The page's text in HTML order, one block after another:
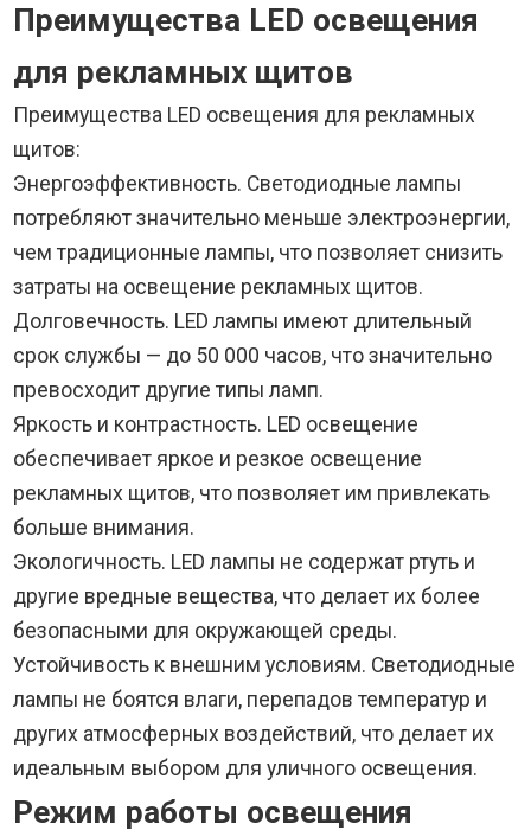
Преимущества LED освещения
для рекламных щитов
Преимущества LED освещения для рекламных
щитов:
Энергоэффективность. Светодиодные лампы
потребляют значительно меньше электроэнергии,
чем традиционные лампы, что позволяет снизить
затраты на освещение рекламных щитов.
Долговечность. LED лампы имеют длительный
срок службы — до 50 000 часов, что значительно
превосходит другие типы ламп.
Яркость и контрастность. LED освещение
обеспечивает яркое и резкое освещение
рекламных щитов, что позволяет им привлекать
больше внимания.
Экологичность. LED лампы не содержат ртуть и
другие вредные вещества, что делает их более
безопасными для окружающей среды.
Устойчивость к внешним условиям. Светодиодные
лампы не боятся влаги, перепадов температур и
других атмосферных воздействий, что делает их
идеальным выбором для уличного освещения.
Режим работы освещения